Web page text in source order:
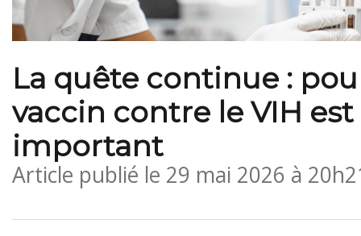
La quête continue :
vaccin contre le VIH
important
Article publié le 29 mai 2026 à